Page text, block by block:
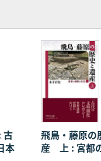
遺跡─遺跡から見
地形変化と条里
駅家・上丹郷の
に立地する古代集
過程における湖北
香郡北部域の開
条里水田と給水
条里水田と集落
河川と集落
古
本
飛鳥・藤原の
産 上 : 宮都